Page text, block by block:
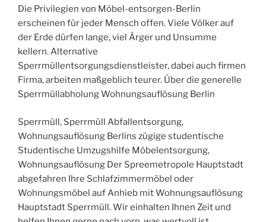
Die Privilegien von Möbel-entsorgen-Berlin
erscheinen für jeder Mensch offen. Viele Völker auf
der Erde dürfen lange, viel Ärger und Unsumme
kellern. Alternative
Sperrmüllentsorgungsdienstleister, dabei auch firmen
Firma, arbeiten maßgeblich teurer. Über die generelle
Sperrmüllabholung Wohnungsauflösung Berlin
Sperrmüll, Sperrmüll Abfallentsorgung,
Wohnungsauflösung Berlins zügige studentische
Studentische Umzugshilfe Möbelentsorgung,
Wohnungsauflösung Der Spreemetropole Hauptstadt
abgefahren Ihre Schlafzimmermöbel oder
Wohnungsmöbel auf Anhieb mit Wohnungsauflösung
Hauptstadt Sperrmüll. Wir einhalten Ihnen Zeit und